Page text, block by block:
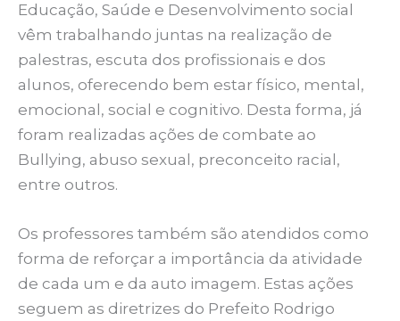
Educação, Saúde e Desenvolvimento social
vêm trabalhando juntas na realização de
palestras, escuta dos profissionais e dos
alunos, oferecendo bem estar físico, mental,
emocional, social e cognitivo. Desta forma, já
foram realizadas ações de combate ao
Bullying, abuso sexual, preconceito racial,
entre outros.
Os professores também são atendidos como
forma de reforçar a importância da atividade
de cada um e da auto imagem. Estas ações
seguem as diretrizes do Prefeito Rodrigo